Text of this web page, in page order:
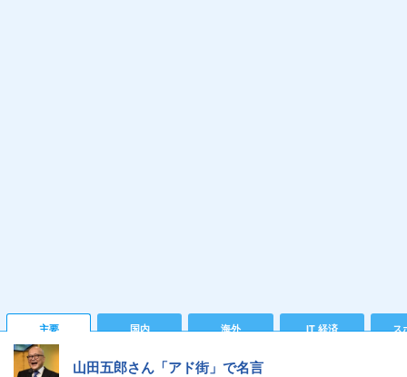
主要 国内 海外 IT 経済 ス
山田五郎さん「アド街」で名言